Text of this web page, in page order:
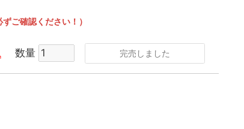
ご確認ください！）
数量 完売しました